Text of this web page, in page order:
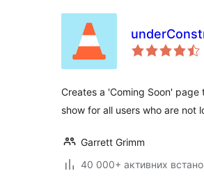
Creates a 'Coming Soon' page
show for all users who are not
Garrett Grimm
40 000+ активних